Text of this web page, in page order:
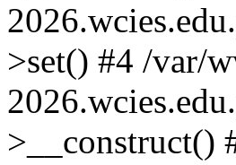
>set() #4 /var/
>__construct()